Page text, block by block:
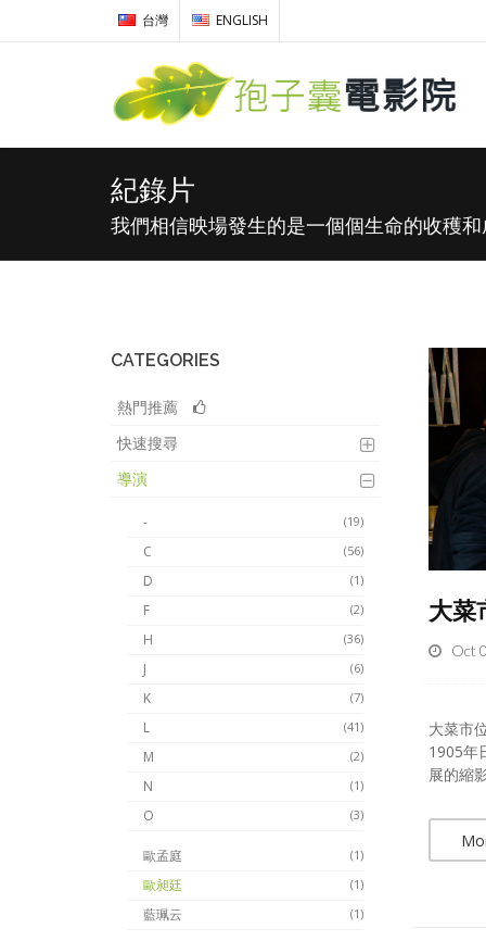
台灣 ENGLISH
紀錄片
我們相信映場發生的是一個個生命的收穫
CATEGORIES
熱門推薦
快速搜尋
導演
(19)
-
(56)
C
(1)
D
(2)
F
(36)
H
(6)
J
(7)
K
(41)
L
(2)
M
(1)
N
(3)
O
(1)
歐孟庭
(1)
歐昶廷
(1)
藍珮云
大菜
Oct
大菜市
1905年
展的縮